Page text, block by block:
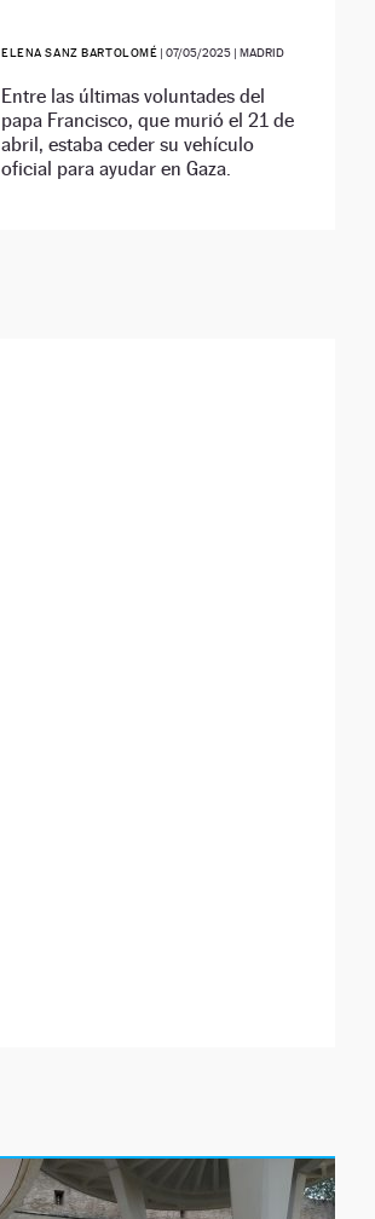
ELENA SANZ BARTOLOMÉ |07/05/2025 | MADRID
Entre las últimas voluntades del
papa Francisco, que murió el 21 de
abril, estaba ceder su vehículo
oficial para ayudar en Gaza.